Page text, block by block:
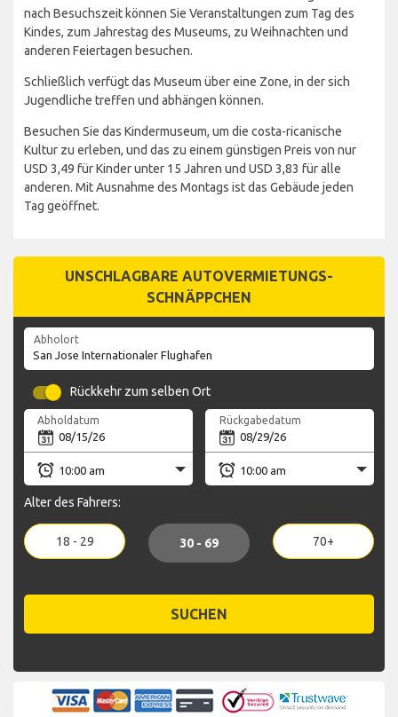
nach Besuchszeit können Sie Veranstaltungen zum Tag des
Kindes, zum Jahrestag des Museums, zu Weihnachten und
anderen Feiertagen besuchen.
Schließlich verfügt das Museum über eine Zone, in der sich
Jugendliche treffen und abhängen können.
Besuchen Sie das Kindermuseum, um die costa-ricanische
Kultur zu erleben, und das zu einem günstigen Preis von nur
USD 3,49 für Kinder unter 15 Jahren und USD 3,83 für alle
anderen. Mit Ausnahme des Montags ist das Gebäude jeden
Tag geöffnet.
UNSCHLAGBARE AUTOVERMIETUNGS-
SCHNÄPPCHEN
Abholort
Rückkehr zum selben Ort
Abholdatum Rückgabedatum
Alter des Fahrers:
18 - 29 30 - 69 70+
SUCHEN